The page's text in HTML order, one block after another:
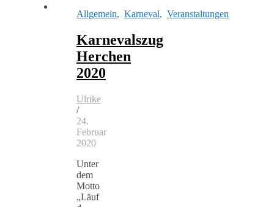
Allgemein, Karneval, Veranstaltungen
Karnevalszug
Herchen
2020
Ulrike
/
24.
Februar
2020
Unter
dem
Motto
„Läuf